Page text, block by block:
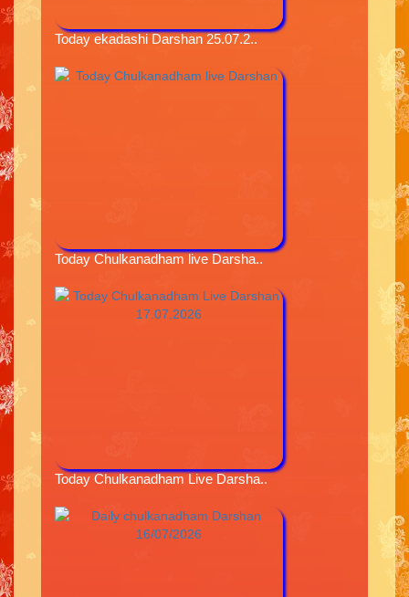
Today ekadashi Darshan 25.07.2..
Today Chulkanadham live Darsha..
Today Chulkanadham Live Darsha..